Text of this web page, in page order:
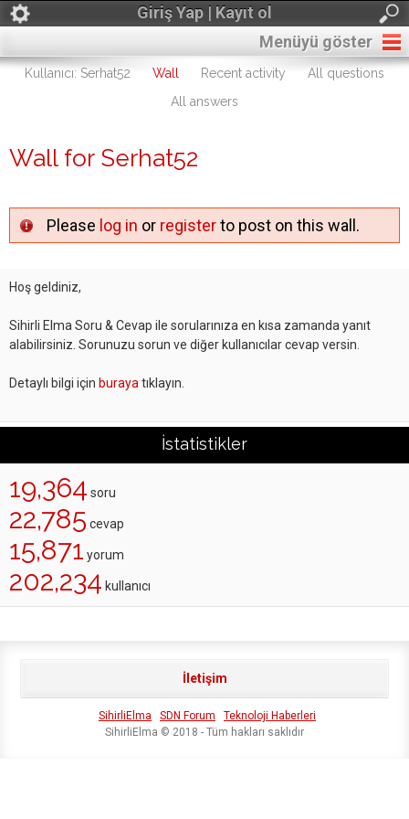
Giriş Yap | Kayıt ol
Menüyü göster
Kullanıcı: Serhat52 Wall Recent activity
All questions
All answers
Wall for Serhat52
Please log in or registerto post on this wall.
Hoş geldiniz,
Sihirli Elma Soru & Cevap ile sorularınıza en kısa zamanda yanıt
alabilirsiniz. Sorunuzu sorun ve diğer kullanıcılar cevap versin.
Detaylı bilgi için buraya tıklayın.
İstatistikler
19,364 soru
22,785 cevap
15,871 yorum
202,234 kullanıcı
İletişim
SihirliElma SDN Forum
Teknoloji Haberleri
SihirliElma © 2018 - Tüm hakları saklıdır